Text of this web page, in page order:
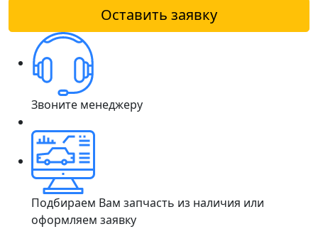
Оставить заявку
Звоните менеджеру
Подбираем Вам запчасть из наличия или
оформляем заявку